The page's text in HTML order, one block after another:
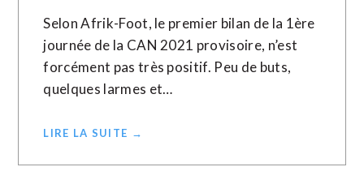
Selon Afrik-Foot, le premier bilan de la 1ère
journée de la CAN 2021 provisoire, n’est
forcément pas très positif. Peu de buts,
quelques larmes et…
LIRE LA SUITE →